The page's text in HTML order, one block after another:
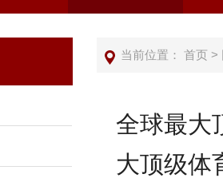
当前位置： 首页 >
全球最大
大顶级体